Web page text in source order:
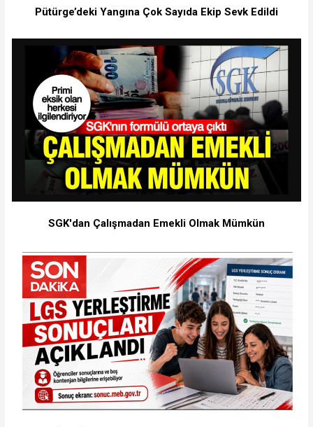
Pütürge’deki Yangına Çok Sayıda Ekip Sevk Edildi
SGK'dan Çalışmadan Emekli Olmak Mümkün